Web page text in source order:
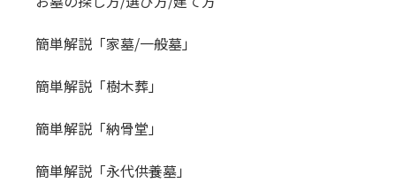
簡単解説「家墓/一般墓」
簡単解説「樹木葬」
簡単解説「納骨堂」
簡単解説「永代供養墓」